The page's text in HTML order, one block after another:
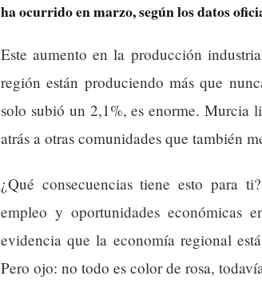
ha ocurrido en marzo, según los datos
Este aumento en la producción
región están produciendo más que
solo subió un 2,1%, es enorme. Murcia
atrás a otras comunidades que también
¿Qué consecuencias tiene esto para
empleo y oportunidades económicas
evidencia que la economía regional
Pero ojo: no todo es color de rosa,